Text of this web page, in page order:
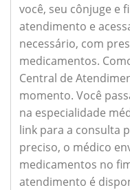
você, seu cônjuge e
atendimento e
necessário, com
medicamentos.
Central de
momento. Você
na especialidade
link para a consulta
preciso, o médico
medicamentos no
atendimento é